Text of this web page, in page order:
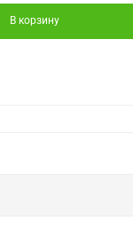
В корзину